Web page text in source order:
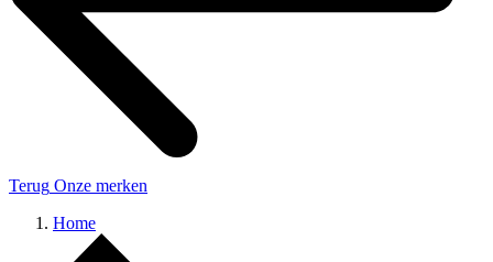
Terug Onze merken
Home